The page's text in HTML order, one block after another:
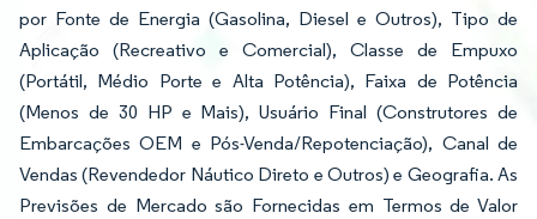
por Fonte de Energia (Gasolina, Diesel e Outros), Tipo de
Aplicação (Recreativo e Comercial), Classe de Empuxo
(Portátil, Médio Porte e Alta Potência), Faixa de Potência
(Menos de 30 HP e Mais), Usuário Final (Construtores de
Embarcações OEM e Pós-Venda/Repotenciação), Canal de
Vendas (Revendedor Náutico Direto e Outros) e Geografia. As
Previsões de Mercado são Fornecidas em Termos de Valor